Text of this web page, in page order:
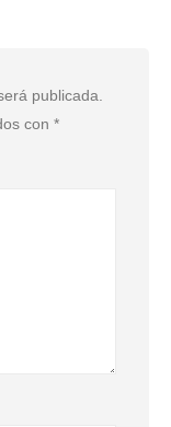
publicada.
con *